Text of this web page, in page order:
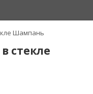
Шампань
стекле